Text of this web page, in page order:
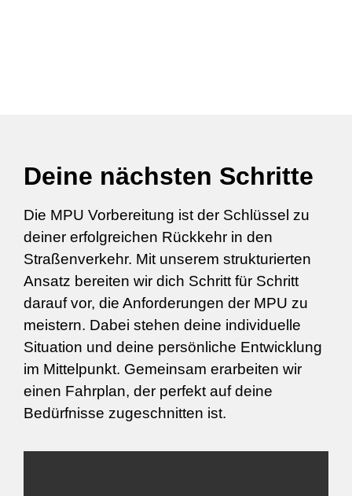
Deine nächsten Schritte
Die MPU Vorbereitung ist der Schlüssel zu
deiner erfolgreichen Rückkehr in den
Straßenverkehr. Mit unserem strukturierten
Ansatz bereiten wir dich Schritt für Schritt
darauf vor, die Anforderungen der MPU zu
meistern. Dabei stehen deine individuelle
Situation und deine persönliche Entwicklung
im Mittelpunkt. Gemeinsam erarbeiten wir
einen Fahrplan, der perfekt auf deine
Bedürfnisse zugeschnitten ist.